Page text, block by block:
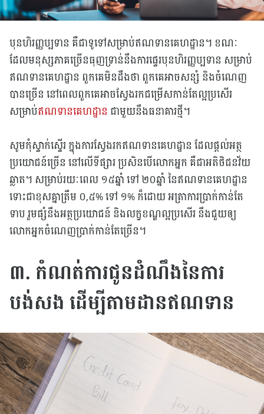
បុនហិរញ្ញប្បទាន គឺជាទូទៅសម្រាប់ឥណទានគេហដ្ឋាន។ ខណៈ
ដែលមនុស្សភាគច្រើនធុញទ្រាន់នឹងការផ្ទេរបុនហិរញ្ញប្បទាន សម្រាប់់
ឥណទានគេហដ្ឋាន ពួកគេមិនដឹងថា ពួកគេអាចសន្សំ​ និងចំណេញ
បានច្រើន នៅពេលពួកគេអាចស្វែងរកជម្រើសកាន់តែល្អប្រសើរ
សម្រាប់ឥណទានគេហដ្ឋាន ជាមួយនឹងធនាគារថ្មី។
សូមកុំស្ទាក់ស្ទើរ ក្នុងការស្វែងរកឥណទានគេហដ្ឋាន ដែលផ្តល់អត្ថ
ប្រយោជន៍ច្រើន នៅលើទីផ្សារ ប្រសិនបើលោកអ្នក គឺជាអតិថិជនវ័យ
ឆ្លាត។ សម្រាប់រយៈពេល ១៥ឆ្នាំ ទៅ ២០ឆ្នាំ នៃឥណទានគេហដ្ឋាន
ទោះជាខុសគ្នាត្រឹម ០,៥% ទៅ ១% ក៏ដោយ អត្រាការប្រាក់កាន់តែ
ទាប រួមផ្សំនឹងអត្ថប្រយោជន៍ និងលក្ខខណ្ឌល្អប្រសើរ នឹងជួយឲ្យ
លោកអ្នកចំណេញប្រាក់កាន់តែច្រើន។
៣. កំណត់ការជូនដំណឹងនៃការ
បង់សង ដើម្បីតាមដានឥណទាន